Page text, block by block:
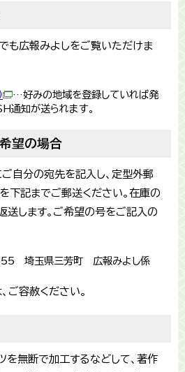
も広報みよしをご覧いただけま
…好みの地域を登録していれば発
通知が送られます。
望の場合
ご自分の宛先を記入し、定型外郵
下記までご郵送ください。在庫の
送します。ご希望の号をご記入の
埼玉県三芳町 広報みよし係
ご容赦ください。
を無断で加工するなどして、著作